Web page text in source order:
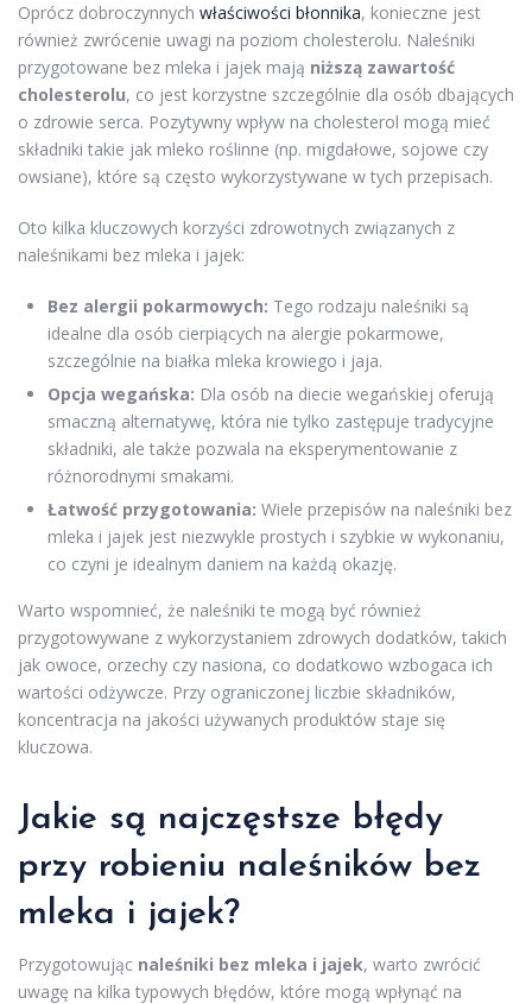
Oprócz dobroczynnych właściwości błonnika, konieczne jest
również zwrócenie uwagi na poziom cholesterolu. Naleśniki
przygotowane bez mleka i jajek mają niższą zawartość
cholesterolu, co jest korzystne szczególnie dla osób dbających
o zdrowie serca. Pozytywny wpływ na cholesterol mogą mieć
składniki takie jak mleko roślinne (np. migdałowe, sojowe czy
owsiane), które są często wykorzystywane w tych przepisach.
Oto kilka kluczowych korzyści zdrowotnych związanych z
naleśnikami bez mleka i jajek:
Bez alergii pokarmowych: Tego rodzaju naleśniki są
idealne dla osób cierpiących na alergie pokarmowe,
szczególnie na białka mleka krowiego i jaja.
Opcja wegańska: Dla osób na diecie wegańskiej oferują
smaczną alternatywę, która nie tylko zastępuje tradycyjne
składniki, ale także pozwala na eksperymentowanie z
różnorodnymi smakami.
Łatwość przygotowania: Wiele przepisów na naleśniki bez
mleka i jajek jest niezwykle prostych i szybkie w wykonaniu,
co czyni je idealnym daniem na każdą okazję.
Warto wspomnieć, że naleśniki te mogą być również
przygotowywane z wykorzystaniem zdrowych dodatków, takich
jak owoce, orzechy czy nasiona, co dodatkowo wzbogaca ich
wartości odżywcze. Przy ograniczonej liczbie składników,
koncentracja na jakości używanych produktów staje się
kluczowa.
Jakie są najczęstsze błędy
przy robieniu naleśników bez
mleka i jajek?
Przygotowując naleśniki bez mleka i jajek, warto zwrócić
uwagę na kilka typowych błędów, które mogą wpłynąć na